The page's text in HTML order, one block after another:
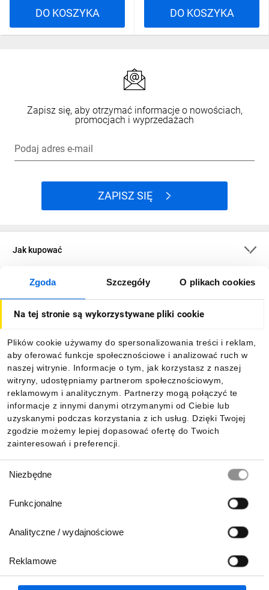
Zgoda Szczegóły O plikach cookies
Na tej stronie są wykorzystywane pliki cookie
Plików cookie używamy do spersonalizowania treści i reklam,
aby oferować funkcje społecznościowe i analizować ruch w
naszej witrynie. Informacje o tym, jak korzystasz z naszej
witryny, udostępniamy partnerom społecznościowym,
reklamowym i analitycznym. Partnerzy mogą połączyć te
informacje z innymi danymi otrzymanymi od Ciebie lub
uzyskanymi podczas korzystania z ich usług. Dzięki Twojej
zgodzie możemy lepiej dopasować ofertę do Twoich
zainteresowań i preferencji.
zgody
Niezbędne
Funkcjonalne
Analityczne / wydajnościowe
Reklamowe
DO KOSZYKA DO KOSZYKA
Zapisz się, aby otrzymać informacje o nowościach,
promocjach i wyprzedażach
Podaj adres e-mail
ZAPISZ SIĘ
Jak kupować
O firmie
Informacje
Pobierz naszą aplikację mobilną:
801 500 700 lub 71 37 61 600